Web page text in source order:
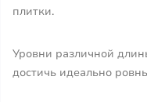
плитки.
Уровни различной
достичь идеально